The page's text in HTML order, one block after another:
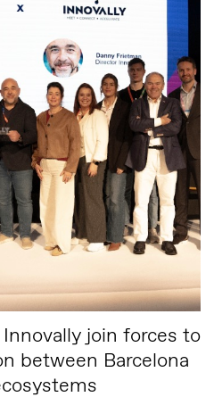
join forces to
between Barcelona